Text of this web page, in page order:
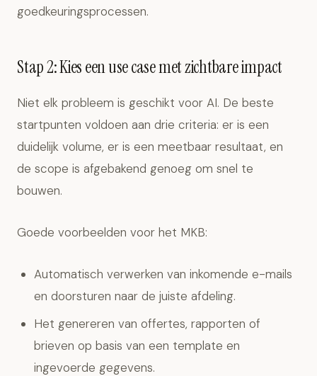
goedkeuringsprocessen.
Stap 2: Kies een use case met zichtbare impact
Niet elk probleem is geschikt voor AI. De beste
startpunten voldoen aan drie criteria: er is een
duidelijk volume, er is een meetbaar resultaat, en
de scope is afgebakend genoeg om snel te
bouwen.
Goede voorbeelden voor het MKB:
Automatisch verwerken van inkomende e-mails
en doorsturen naar de juiste afdeling.
Het genereren van offertes, rapporten of
brieven op basis van een template en
ingevoerde gegevens.